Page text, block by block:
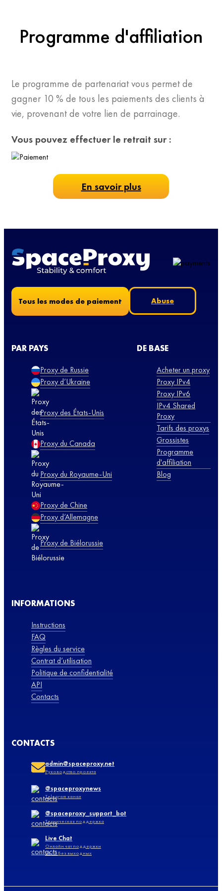
Programme d'affiliation
Le programme de partenariat vous permet de
gagner 10 % de tous les paiements des clients à
vie, provenant de votre lien de parrainage.
Vous pouvez effectuer le retrait sur :
En savoir plus
Tous les modes de paiement Abuse
PAR PAYS
Proxy de Russie
Proxy d’Ukraine
Proxy des États-Unis
Proxy du Canada
Proxy du Royaume-Uni
Proxy de Chine
Proxy d’Allemagne
Proxy de Biélorussie
DE BASE
Acheter un proxy
Proxy IPv4
Proxy IPv6
IPv4 Shared
Proxy
Tarifs des proxys
Grossistes
Programme
d'affiliation
Blog
INFORMATIONS
Instructions
FAQ
Règles du service
Contrat d’utilisation
Politique de confidentialité
API
Contacts
CONTACTS
admin@spaceproxy.net
Руководство проекта
@spaceproxynews
Telegram канал
@spaceproxy_support_bot
Техническая поддержка
Live Chat
Онлайн чат поддержки
24/7 Без выходных